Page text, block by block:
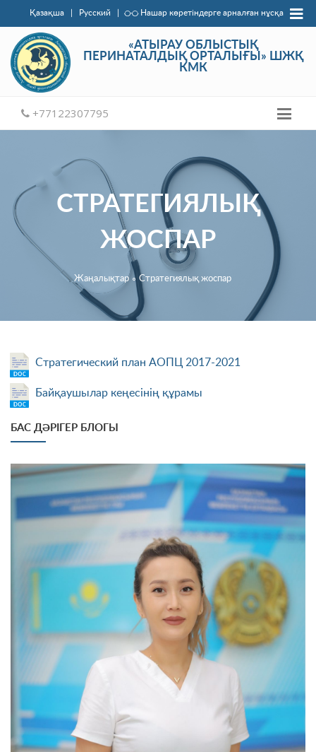
Нашар көретіндерге арналған нұсқа
Қазақша | Русский |
«АТЫРАУ ОБЛЫСТЫҚ
ПЕРИНАТАЛДЫҚ ОРТАЛЫҒЫ» ШЖҚ
КМК
+77122307795
СТРАТЕГИЯЛЫҚ
ЖОСПАР
Жаңалықтар ∘ Стратегиялық жоспар
Стратегический план АОПЦ 2017-2021
Байқаушылар кеңесінің құрамы
БАС ДӘРІГЕР БЛОГЫ